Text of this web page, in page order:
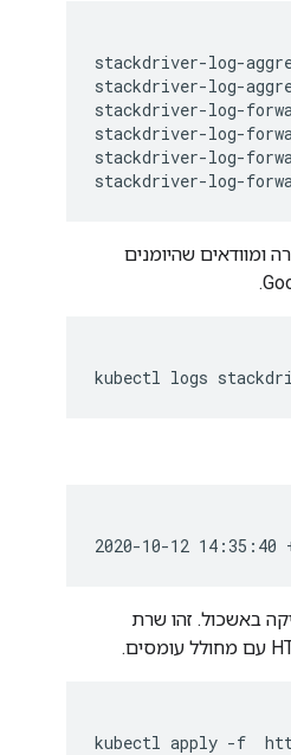
stackdriver-
stackdriver-
stackdriver-
stackdriver-
stackdriver-
שהיומנים
זהו שרת
kubectl apply -f